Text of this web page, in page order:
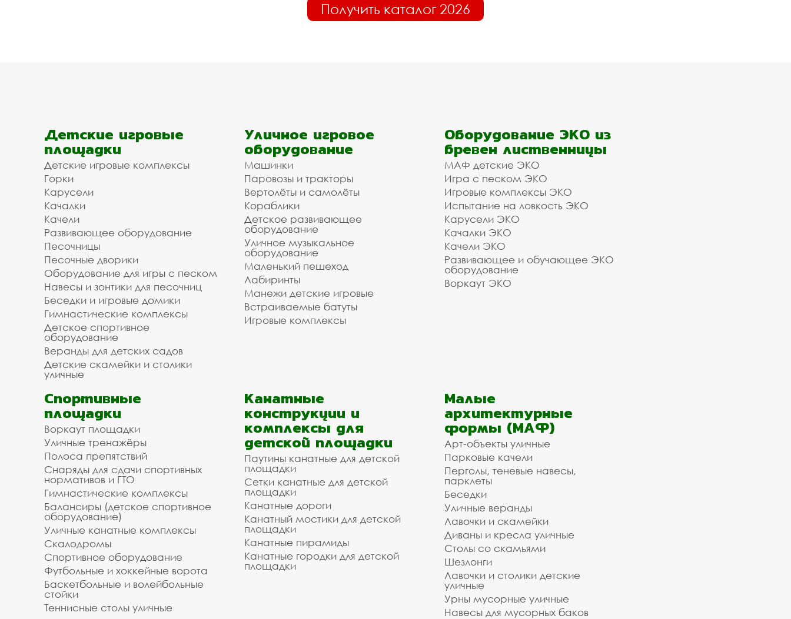
Получить каталог 2026
Детские игровые
площадки
Детские игровые комплексы
Горки
Карусели
Качалки
Качели
Развивающее оборудование
Песочницы
Песочные дворики
Оборудование для игры с песком
Навесы и зонтики для песочниц
Беседки и игровые домики
Гимнастические комплексы
Детское спортивное
оборудование
Веранды для детских садов
Детские скамейки и столики
уличные
Уличное игровое
оборудование
Машинки
Паровозы и тракторы
Вертолёты и самолёты
Кораблики
Детское развивающее
оборудование
Уличное музыкальное
оборудование
Маленький пешеход
Лабиринты
Манежи детские игровые
Встраиваемые батуты
Игровые комплексы
Оборудование ЭКО из
бревен лиственницы
МАФ детские ЭКО
Игра с песком ЭКО
Игровые комплексы ЭКО
Испытание на ловкость ЭКО
Карусели ЭКО
Качалки ЭКО
Качели ЭКО
Развивающее и обучающее ЭКО
оборудование
Воркаут ЭКО
Спортивные
площадки
Воркаут площадки
Уличные тренажёры
Полоса препятствий
Снаряды для сдачи спортивных
нормативов и ГТО
Гимнастические комплексы
Балансиры (детское спортивное
оборудование)
Уличные канатные комплексы
Скалодромы
Спортивное оборудование
Футбольные и хоккейные ворота
Баскетбольные и волейбольные
стойки
Теннисные столы уличные
Канатные
конструкции и
комплексы для
детской площадки
Паутины канатные для детской
площадки
Сетки канатные для детской
площадки
Канатные дороги
Канатный мостики для детской
площадки
Канатные пирамиды
Канатные городки для детской
площадки
Малые
архитектурные
формы (МАФ)
Арт-объекты уличные
Парковые качели
Перголы, теневые навесы,
парклеты
Беседки
Уличные веранды
Лавочки и скамейки
Диваны и кресла уличные
Столы со скамьями
Шезлонги
Лавочки и столики детские
уличные
Урны мусорные уличные
Навесы для мусорных баков